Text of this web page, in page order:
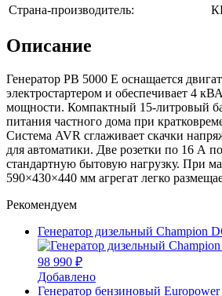
Страна-производитель:
Описание
Генератор PB 5000 E оснащается
электростартером и обеспечивает 4
мощности. Компактный 15-литровый
питания частного дома при
Система AVR сглаживает скачки
для автоматики. Две розетки по 16 А
стандартную бытовую нагрузку. При
590×430×440 мм агрегат легко
Рекомендуем
Генератор дизельный Champion
98 990 ₽
Добавлено
Генератор бензиновый